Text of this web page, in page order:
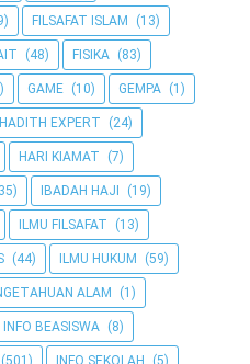
FILSAFAT ISLAM (13)
(48) FISIKA (83)
GAME (10) GEMPA (1)
HADITH EXPERT (24)
HARI KIAMAT (7)
IBADAH HAJI (19)
ILMU FILSAFAT (13)
(44) ILMU HUKUM (59)
ALAM (1)
INFO BEASISWA (8)
(501) INFO SEKOLAH (5)